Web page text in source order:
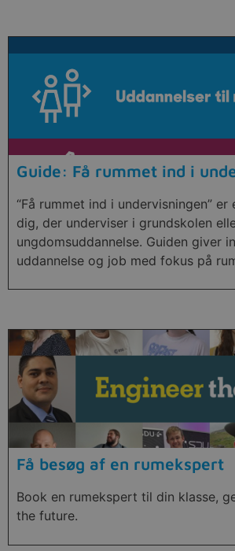
Guide: Få rummet ind i
“Få rummet ind i undervisningen” er
dig, der underviser i grundskolen
ungdomsuddannelse. Guiden giver
uddannelse og job med fokus på
Få besøg af en rumekspert
Book en rumekspert til din klasse,
the future.